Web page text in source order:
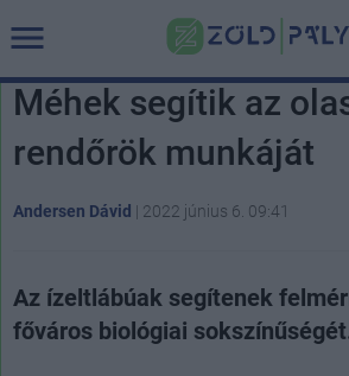
Méhek segítik az
rendőrök munkáját
Andersen Dávid | 2022 június 6. 09:41
Az ízeltlábúak segítenek
főváros biológiai